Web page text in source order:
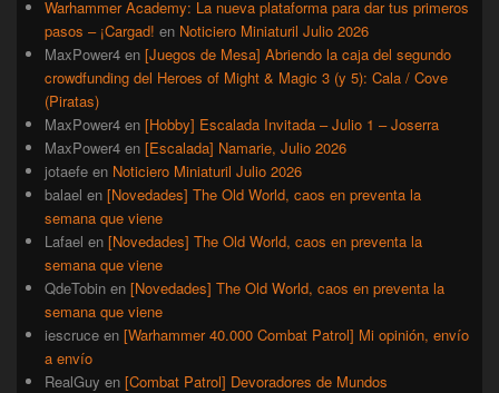
Warhammer Academy: La nueva plataforma para dar tus primeros
pasos – ¡Cargad! en Noticiero Miniaturil Julio 2026
MaxPower4 en [Juegos de Mesa] Abriendo la caja del segundo
crowdfunding del Heroes of Might & Magic 3 (y 5): Cala / Cove
(Piratas)
MaxPower4 en [Hobby] Escalada Invitada – Julio 1 – Joserra
MaxPower4 en [Escalada] Namarie, Julio 2026
jotaefe en Noticiero Miniaturil Julio 2026
balael en [Novedades] The Old World, caos en preventa la
semana que viene
Lafael en [Novedades] The Old World, caos en preventa la
semana que viene
QdeTobin en [Novedades] The Old World, caos en preventa la
semana que viene
iescruce en [Warhammer 40.000 Combat Patrol] Mi opinión, envío
a envío
RealGuy en [Combat Patrol] Devoradores de Mundos